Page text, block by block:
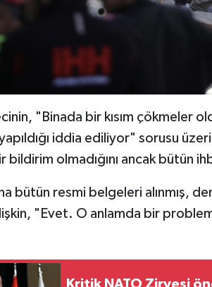
"Binada bir kısım çökmeler
iddia ediliyor" sorusu
bildirim olmadığını ancak bütün
bütün resmi belgeleri alınmış,
"Evet. O anlamda bir
Kritik NATO Zirvesi